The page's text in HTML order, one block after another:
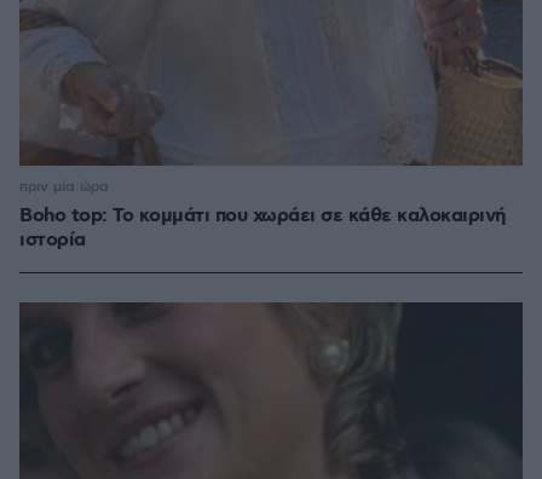
Boho top: Το κομμάτι που χωράει σε κάθε καλοκαιρινή
ιστορία
πριν μία ώρα